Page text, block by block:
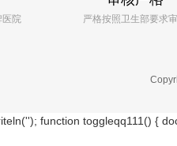
医院 严格按照卫生部要求
'); function toggleqq111() {